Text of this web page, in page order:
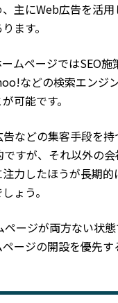
主にWeb広告を活
ます。
ムページではSEO施
などの検索エンジ
可能です。
などの集客手段を
ですが、それ以外の
力したほうが長期
ょう。
ページが両方ない状
ージの開設を優先す